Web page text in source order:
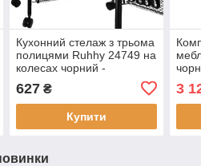
Кухонний стелаж з трьома
полицями Ruhhy 24749 на
колесах чорний -
стелаж
627₴
Купити
3